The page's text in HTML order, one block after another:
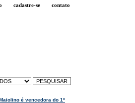
cadastre-se contato
é vencedora do 1º